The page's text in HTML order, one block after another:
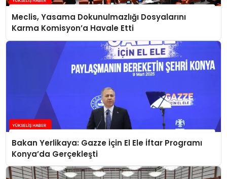
Meclis, Yasama Dokunulmazlığı Dosyalarını
Karma Komisyon’a Havale Etti
Bakan Yerlikaya: Gazze İçin El Ele İftar Programı
Konya’da Gerçekleşti